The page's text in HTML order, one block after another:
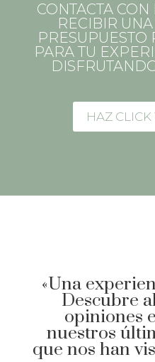
CONTACTA
RECIBIR
PARA TU
HAZ CLICK
«Una
Descubre
opiniones
nuestros
que nos han